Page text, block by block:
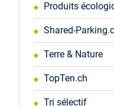
Produits
Shared-
Terre & Nature
TopTen.ch
Tri sélectif